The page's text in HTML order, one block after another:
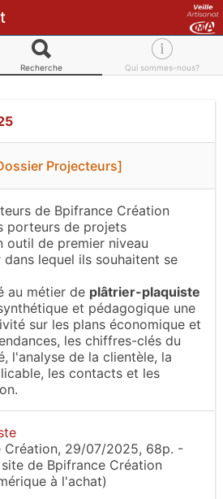
Recherche Qui sommes-nous?
Projecteurs]
de Bpifrance Création
porteurs de projets
outil de premier niveau
lequel ils souhaitent se
au métier de plâtrier-plaquiste
et pédagogique une
sur les plans économique et
les chiffres-clés du
l'analyse de la clientèle, la
les contacts et les
Création, 29/07/2025, 68p. -
de Bpifrance Création
à l'achat)